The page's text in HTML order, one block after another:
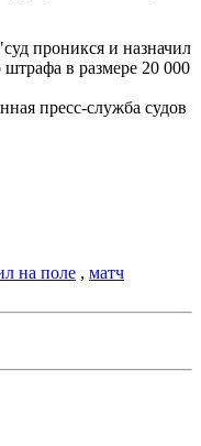
проникся и назначил
в размере 20 000
пресс-служба судов
на поле , матч